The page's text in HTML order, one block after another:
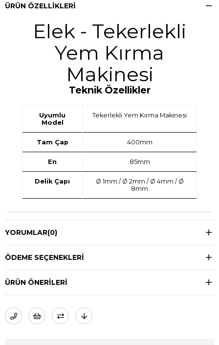
ÜRÜN ÖZELLIKLERI
Elek - Tekerlekli
Yem Kırma
Makinesi
Teknik Özellikler
Uyumlu
Model
Tekerlekli Yem Kırma Makinesi
Tam Çap 400mm
En 85mm
Delik Çapı
Ø 1mm / Ø 2mm / Ø 4mm / Ø
8mm
YORUMLAR(0)
ÖDEME SEÇENEKLERI
ÜRÜN ÖNERILERI